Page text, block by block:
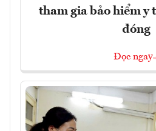
tham gia bảo hiểm y
đóng
Đọc ngay